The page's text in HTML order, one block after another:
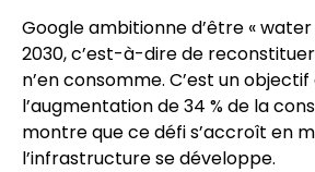
Google ambitionne d’être « water
2030, c’est-à-dire de reconstituer
n’en consomme. C’est un
l’augmentation de 34 % de la
montre que ce défi s’accroît en
l’infrastructure se développe.